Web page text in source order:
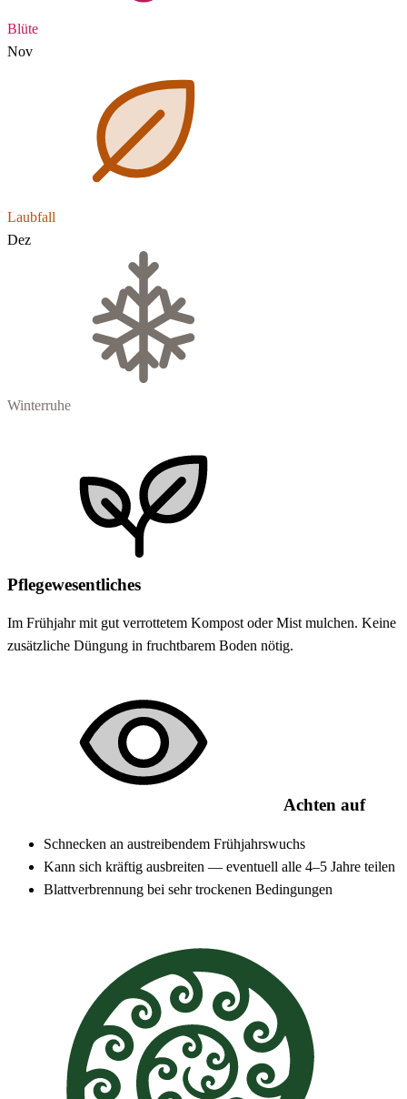
Blüte
Nov
Laubfall
Dez
Winterruhe
Pflegewesentliches
Im Frühjahr mit gut verrottetem Kompost oder Mist mulchen. Keine
zusätzliche Düngung in fruchtbarem Boden nötig.
Achten auf
Schnecken an austreibendem Frühjahrswuchs
Kann sich kräftig ausbreiten — eventuell alle 4–5 Jahre teilen
Blattverbrennung bei sehr trockenen Bedingungen